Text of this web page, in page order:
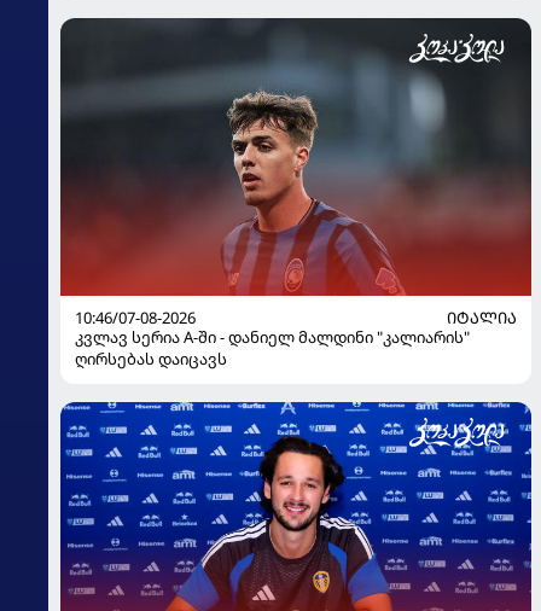
10:46/07-08-2026
ᲘᲢᲐᲚᲘᲐ
კვლავ სერია A-ში - დანიელ მალდინი "კალიარის"
ღირსებას დაიცავს